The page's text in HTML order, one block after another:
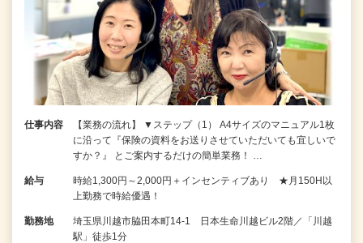
仕事内容
【業務の流れ】 ▼ステップ（1） A4サイズのマニュアル1枚
に沿って『保険の資料をお送りさせていただいても宜しいで
すか？』 とご案内するだけの簡単業務！ …
給与
時給1,300円～2,000円＋インセンティブあり ★月150H以
上勤務で時給優遇！
勤務地
埼玉県川越市脇田本町14-1 日本生命川越ビル2階／「川越
駅」徒歩1分